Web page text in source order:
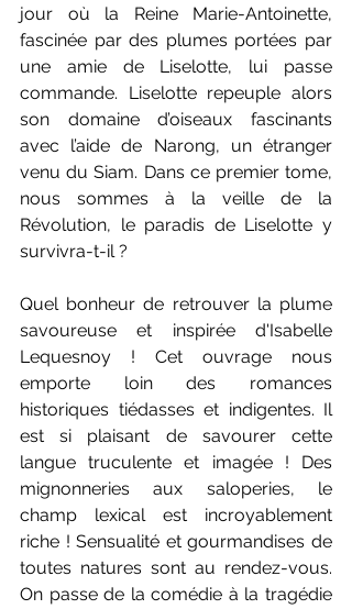
jour où la Reine Marie-Antoinette,
fascinée par des plumes portées par
une amie de Liselotte, lui passe
commande. Liselotte repeuple alors
son domaine d’oiseaux fascinants
avec l’aide de Narong, un étranger
venu du Siam. Dans ce premier tome,
nous sommes à la veille de la
Révolution, le paradis de Liselotte y
survivra-t-il ?
Quel bonheur de retrouver la plume
savoureuse et inspirée d'Isabelle
Lequesnoy ! Cet ouvrage nous
emporte loin des romances
historiques tiédasses et indigentes. Il
est si plaisant de savourer cette
langue truculente et imagée ! Des
mignonneries aux saloperies, le
champ lexical est incroyablement
riche ! Sensualité et gourmandises de
toutes natures sont au rendez-vous.
On passe de la comédie à la tragédie